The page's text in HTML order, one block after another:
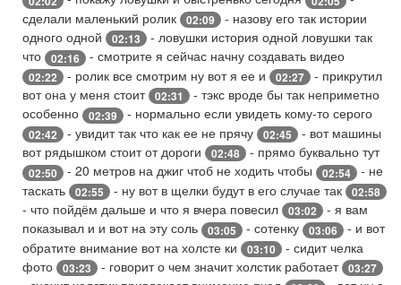
сделали маленький ролик
02:09
- назову его так истории
одного одной
02:13
- ловушки история одной ловушки так
что
02:16 - смотрите я сейчас начну создавать видео
02:22 - ролик все смотрим ну вот я ее и 02:27
- прикрутил
вот она у меня стоит 02:31
- тэкс вроде бы так неприметно
особенно
02:39 - нормально если увидеть кому-то серого
02:42 - увидит так что как ее не прячу 02:45
- вот машины
вот рядышком стоит от дороги
02:48 - прямо буквально тут
02:50 - 20 метров на джиг чтоб не ходить чтобы 02:54
- не
таскать
02:55 - ну вот в щелки будут в его случае так 02:58
- что пойдём дальше и что я вчера повесил 03:02
- я вам
показывал и и вот на эту соль
03:05 - сотенку 03:06
- и вот
обратите внимание вот на холсте ки
03:10
- сидит челка
фото
03:23 - говорит о чем значит холстик работает 03:27